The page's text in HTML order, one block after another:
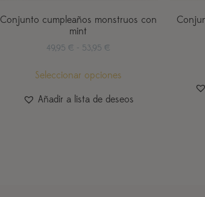
Conjunto cumpleaños monstruos con
mint
49,95 € - 53,95 €
Seleccionar opciones
Añadir a lista de deseos